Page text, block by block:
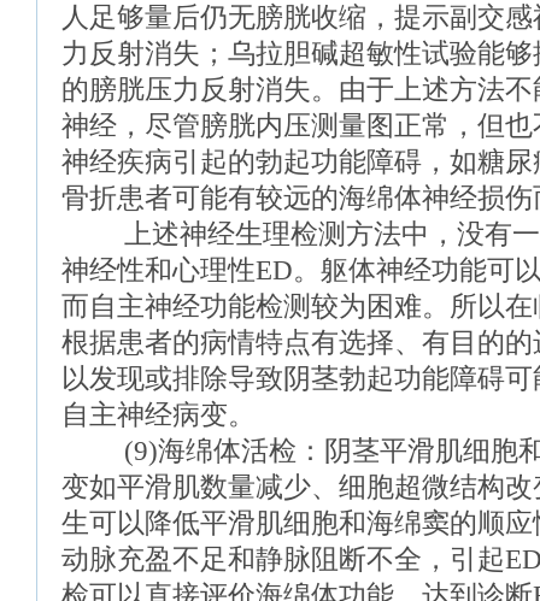
人足够量后仍无膀胱收缩，提示副交
力反射消失；乌拉胆碱超敏性试验能
的膀胱压力反射消失。由于上述方法
神经，尽管膀胱内压测量图正常，但
神经疾病引起的勃起功能障碍，如糖
骨折患者可能有较远的海绵体神经损
上述神经生理检测方法中，没有一
神经性和心理性ED。躯体神经功能可
而自主神经功能检测较为困难。所以
根据患者的病情特点有选择、有目的
以发现或排除导致阴茎勃起功能障碍
自主神经病变。
(9)海绵体活检：阴茎平滑肌细胞和
变如平滑肌数量减少、细胞超微结构
生可以降低平滑肌细胞和海绵窦的顺
动脉充盈不足和静脉阻断不全，引起